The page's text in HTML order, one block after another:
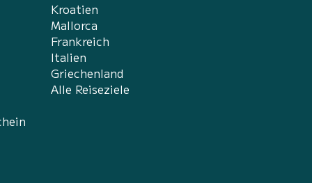
Kroatien
Mallorca
Frankreich
Italien
Griechenland
Alle Reiseziele